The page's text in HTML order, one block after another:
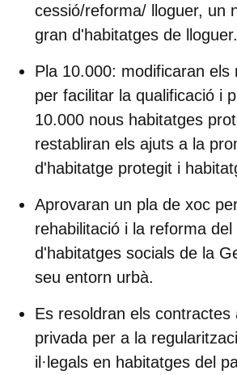
cessió/reforma/ lloguer, un
gran d'habitatges de lloguer.
Pla 10.000: modificaran els
per facilitar la qualificació i
10.000 nous habitatges
restabliran els ajuts a la
d'habitatge protegit i
Aprovaran un pla de xoc
rehabilitació i la reforma
d'habitatges socials de la
seu entorn urbà.
Es resoldran els contractes
privada per a la
il·legals en habitatges del